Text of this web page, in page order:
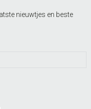
nieuwtjes en beste